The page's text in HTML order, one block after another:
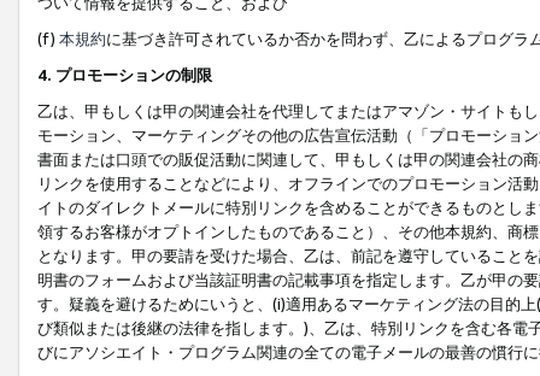
(f) 本規約に基づき許可されているか否かを問わず、乙によるプログ
4. プロモーションの制限
乙は、甲もしくは甲の関連会社を代理してまたはアマゾン・サイトも
モーション、マーケティングその他の広告宣伝活動（「プロモーショ
書面または口頭での販促活動に関連して、甲もしくは甲の関連会社の
リンクを使用することなどにより、オフラインでのプロモーション活
イトのダイレクトメールに特別リンクを含めることができるものとし
領するお客様がオプトインしたものであること）、その他本規約、商
となります。甲の要請を受けた場合、乙は、前記を遵守していること
明書のフォームおよび当該証明書の記載事項を指定します。乙が甲の
す。疑義を避けるためにいうと、(i)適用あるマーケティング法の目的
び類似または後継の法律を指します。)、乙は、特別リンクを含む各
びにアソシエイト・プログラム関連の全ての電子メールの最善の慣行